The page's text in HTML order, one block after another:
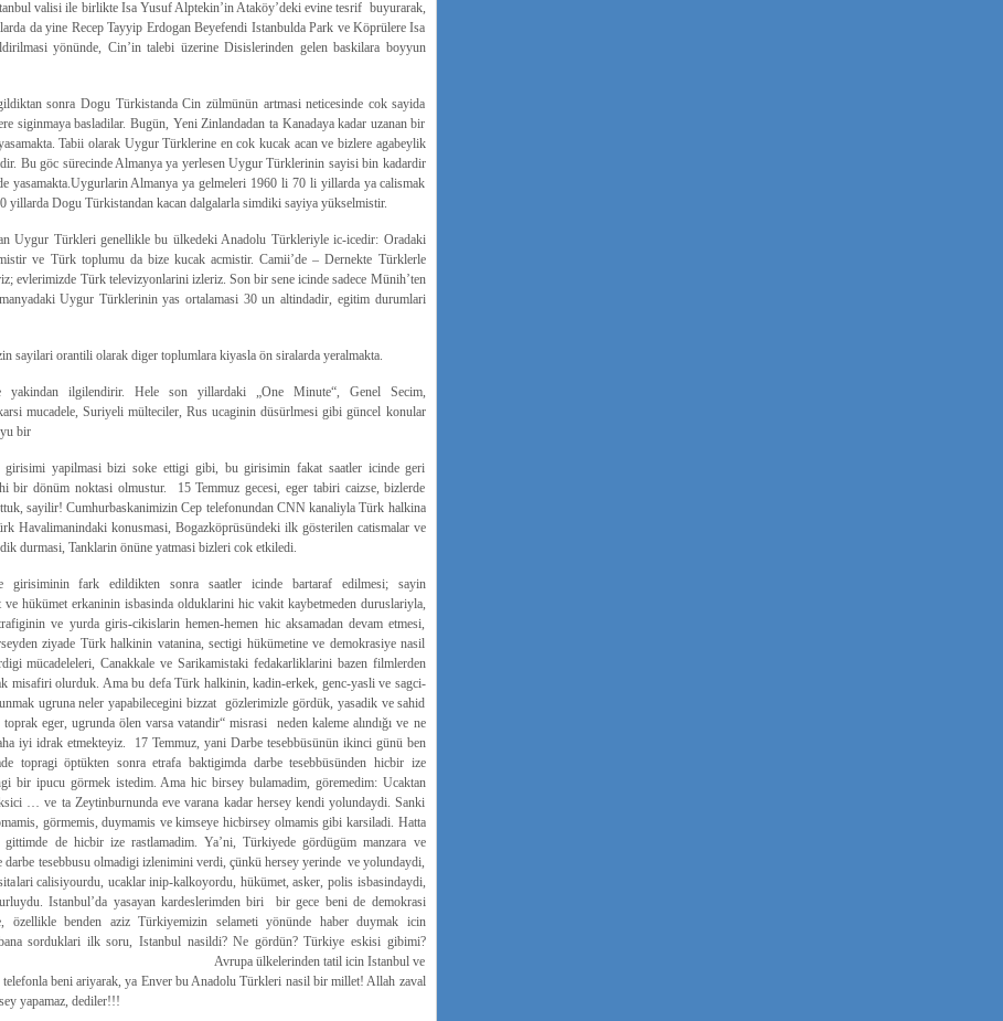
valisi ile birlikte Isa Yusuf Alptekin’in Ataköy’deki evine tesrif buyurarak,
da yine Recep Tayyip Erdogan Beyefendi Istanbulda Park ve Köprülere Isa
yönünde, Cin’in talebi üzerine Disislerinden gelen baskilara boyyun
sonra Dogu Türkistanda Cin zülmünün artmasi neticesinde cok sayida
siginmaya basladilar. Bugün, Yeni Zinlandadan ta Kanadaya kadar uzanan bir
Tabii olarak Uygur Türklerine en cok kucak acan ve bizlere agabeylik
Bu göc sürecinde Almanya ya yerlesen Uygur Türklerinin sayisi bin kadardir
yasamakta.Uygurlarin Almanya ya gelmeleri 1960 li 70 li yillarda ya calismak
yillarda Dogu Türkistandan kacan dalgalarla simdiki sayiya yükselmistir.
Uygur Türkleri genellikle bu ülkedeki Anadolu Türkleriyle ic-icedir: Oradaki
ve Türk toplumu da bize kucak acmistir. Camii’de – Dernekte Türklerle
evlerimizde Türk televizyonlarini izleriz. Son bir sene icinde sadece Münih’ten
Uygur Türklerinin yas ortalamasi 30 un altindadir, egitim durumlari
sayilari orantili olarak diger toplumlara kiyasla ön siralarda yeralmakta.
yakindan ilgilendirir. Hele son yillardaki „One Minute“, Genel Secim,
mucadele, Suriyeli mülteciler, Rus ucaginin düsürlmesi gibi güncel konular
bir
girisimi yapilmasi bizi soke ettigi gibi, bu girisimin fakat saatler icinde geri
bir dönüm noktasi olmustur. 15 Temmuz gecesi, eger tabiri caizse, bizlerde
sayilir! Cumhurbaskanimizin Cep telefonundan CNN kanaliyla Türk halkina
Havalimanindaki konusmasi, Bogazköprüsündeki ilk gösterilen catismalar ve
durmasi, Tanklarin önüne yatmasi bizleri cok etkiledi.
fark edildikten sonra saatler icinde bartaraf edilmesi; sayin
hükümet erkaninin isbasinda olduklarini hic vakit kaybetmeden duruslariyla,
ve yurda giris-cikislarin hemen-hemen hic aksamadan devam etmesi,
ziyade Türk halkinin vatanina, sectigi hükümetine ve demokrasiye nasil
mücadeleleri, Canakkale ve Sarikamistaki fedakarliklarini bazen filmlerden
misafiri olurduk. Ama bu defa Türk halkinin, kadin-erkek, genc-yasli ve sagci-
ugruna neler yapabilecegini bizzat gözlerimizle gördük, yasadik ve sahid
eger, ugrunda ölen varsa vatandir“ misrasi neden kaleme alındığı ve ne
iyi idrak etmekteyiz. 17 Temmuz, yani Darbe tesebbüsünün ikinci günü ben
topragi öptükten sonra etrafa baktigimda darbe tesebbüsünden hicbir ize
bir ipucu görmek istedim. Ama hic birsey bulamadim, göremedim: Ucaktan
… ve ta Zeytinburnunda eve varana kadar hersey kendi yolundaydi. Sanki
görmemis, duymamis ve kimseye hicbirsey olmamis gibi karsiladi. Hatta
de hicbir ize rastlamadim. Ya’ni, Türkiyede gördügüm manzara ve
tesebbusu olmadigi izlenimini verdi, çünkü hersey yerinde ve yolundaydi,
calisiyourdu, ucaklar inip-kalkoyordu, hükümet, asker, polis isbasindaydi,
Istanbul’da yasayan kardeslerimden biri bir gece beni de demokrasi
özellikle benden aziz Türkiyemizin selameti yönünde haber duymak icin
sorduklari ilk soru, Istanbul nasildi? Ne gördün? Türkiye eskisi gibimi?
ülkelerinden tatil icin Istanbul ve
beni ariyarak, ya Enver bu Anadolu Türkleri nasil bir millet! Allah zaval
yapamaz, dediler!!!